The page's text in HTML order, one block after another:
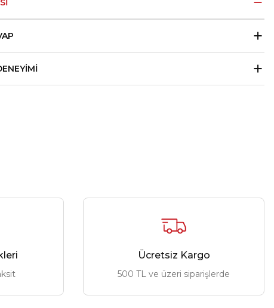
Ücretsiz Kargo
500 TL ve üzeri siparişlerde